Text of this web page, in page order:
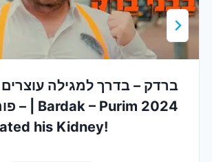
ברדק – בדרך למגילה
his Kidney!